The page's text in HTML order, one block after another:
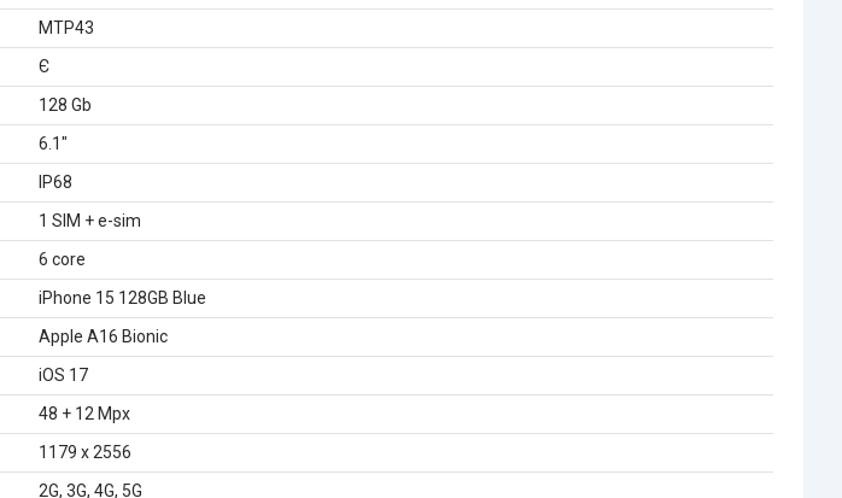
MTP43
Є
128 Gb
6.1"
IP68
1 SIM + e-sim
6 core
iPhone 15 128GB Blue
Apple A16 Bionic
iOS 17
48 + 12 Mpx
1179 х 2556
2G, 3G, 4G, 5G